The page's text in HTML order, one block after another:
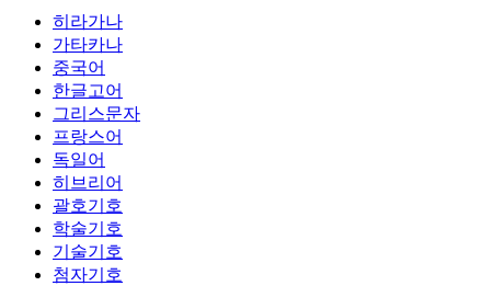
히라가나
가타카나
중국어
한글고어
그리스문자
프랑스어
독일어
히브리어
괄호기호
학술기호
기술기호
첨자기호